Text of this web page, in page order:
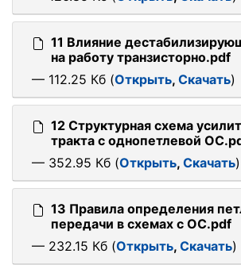
11 Влияние
на работу транзисторно.pdf
— 112.25 Кб (Открыть, Скачать)
12 Структурная схема
тракта с однопетлевой
— 352.95 Кб (Открыть, Скачать)
13 Правила определения
передачи в схемах с ОС.pdf
— 232.15 Кб (Открыть, Скачать)